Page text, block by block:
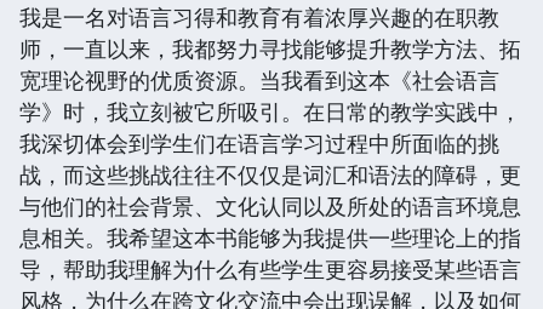
我是一名对语言习得和教育有着浓厚兴趣的在职教
师，一直以来，我都努力寻找能够提升教学方法、拓
宽理论视野的优质资源。当我看到这本《社会语言
学》时，我立刻被它所吸引。在日常的教学实践中，
我深切体会到学生们在语言学习过程中所面临的挑
战，而这些挑战往往不仅仅是词汇和语法的障碍，更
与他们的社会背景、文化认同以及所处的语言环境息
息相关。我希望这本书能够为我提供一些理论上的指
导，帮助我理解为什么有些学生更容易接受某些语言
风格，为什么在跨文化交流中会出现误解，以及如何